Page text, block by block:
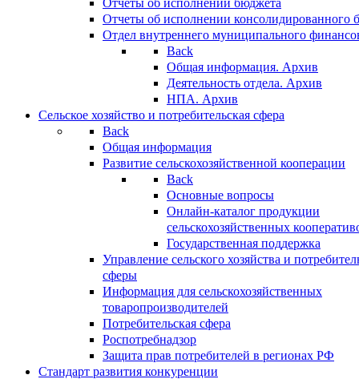
Отчеты об исполнении бюджета
Отчеты об исполнении консолидированного
Отдел внутреннего муниципального
Back
Общая информация. Архив
Деятельность отдела. Архив
НПА. Архив
Сельское хозяйство и потребительская сфера
Back
Общая информация
Развитие сельскохозяйственной кооперации
Back
Основные вопросы
Онлайн-каталог продукции
сельскохозяйственных
Государственная поддержка
Управление сельского хозяйства и
сферы
Информация для сельскохозяйственных
товаропроизводителей
Потребительская сфера
Роспотребнадзор
Защита прав потребителей в регионах РФ
Стандарт развития конкуренции